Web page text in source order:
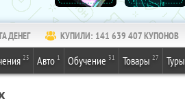
ДЕНЕГ КУПИЛИ: 141 639 407КУПОНОВ
25 Авто 1 Обучение 31 Товары 27 Туры